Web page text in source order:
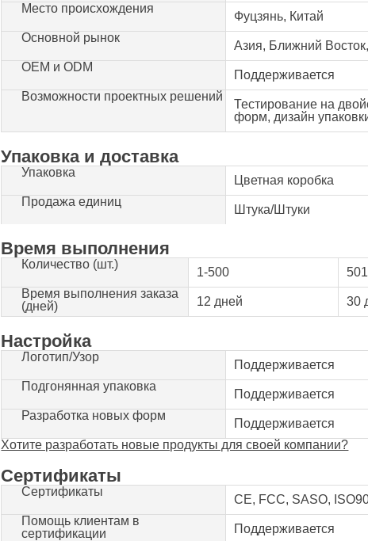
Место происхождения
Фуцзянь, Китай
Основной рынок
Азия, Ближний
OEM и ODM
Поддерживается
Возможности проектных решений
Тестирование на
форм, дизайн
Упаковка и доставка
Упаковка
Цветная коробка
Продажа единиц
Штука/Штуки
Время выполнения
Количество (шт.)
1-500
Время выполнения заказа
(дней)
12 дней 30
Настройка
Логотип/Узор
Поддерживается
Подгонянная упаковка
Поддерживается
Разработка новых форм
Поддерживается
Хотите разработать новые продукты для своей компании?
Сертификаты
Сертификаты
CE, FCC, SASO,
Помощь клиентам в
сертификации
Поддерживается